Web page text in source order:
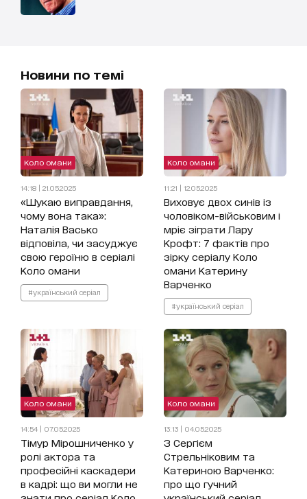
Новини по темі
Коло омани
14:18 | 21.05.2025
«Шукаю виправдання,
чому вона така»:
Наталія Васько
відповіла, чи засуджує
свою героїню в серіалі
Коло омани
#український серіал
Коло омани
11:21 | 12.05.2025
Виховує двох синів із
чоловіком-військовим і
мріє зіграти Лару
Крофт: 7 фактів про
зірку серіалу Коло
омани Катерину
Варченко
#український серіал
Коло омани
14:54 | 07.05.2025
Тімур Мірошниченко у
ролі актора та
професійні каскадери
в кадрі: що ви могли не
Коло омани
13:13 | 04.05.2025
З Сергієм
Стрельніковим та
Катериною Варченко:
про що гучний